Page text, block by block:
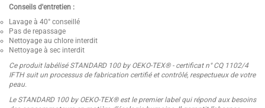
Conseils d'entretien :
Lavage à 40° conseillé
Pas de repassage
Nettoyage au chlore interdit
Nettoyage à sec interdit
Ce produit labélisé STANDARD 100 by OEKO-TEX® - certificat n° CQ 1102/4
IFTH suit un processus de fabrication certifié et contrôlé, respectueux de votre
peau.
Le STANDARD 100 by OEKO-TEX® est le premier label qui répond aux besoins